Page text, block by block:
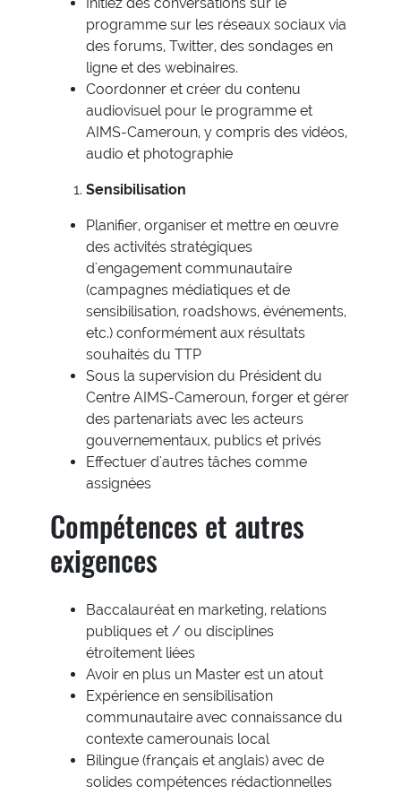
programme sur les réseaux sociaux via
des forums, Twitter, des sondages en
ligne et des webinaires.
Coordonner et créer du contenu
audiovisuel pour le programme et
AIMS-Cameroun, y compris des vidéos,
audio et photographie
Sensibilisation
Planifier, organiser et mettre en œuvre
des activités stratégiques
d'engagement communautaire
(campagnes médiatiques et de
sensibilisation, roadshows, événements,
etc.) conformément aux résultats
souhaités du TTP
Sous la supervision du Président du
Centre AIMS-Cameroun, forger et gérer
des partenariats avec les acteurs
gouvernementaux, publics et privés
Effectuer d'autres tâches comme
assignées
Compétences et autres
exigences
Baccalauréat en marketing, relations
publiques et / ou disciplines
étroitement liées
Avoir en plus un Master est un atout
Expérience en sensibilisation
communautaire avec connaissance du
contexte camerounais local
Bilingue (français et anglais) avec de
solides compétences rédactionnelles